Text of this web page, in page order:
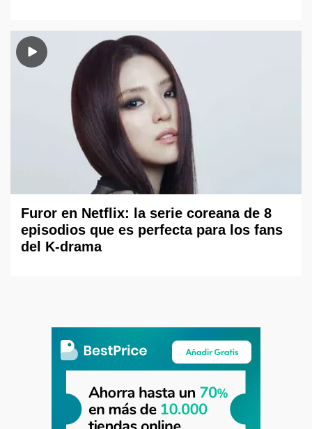
Furor en Netflix: la serie coreana de 8
episodios que es perfecta para los fans
del K-drama